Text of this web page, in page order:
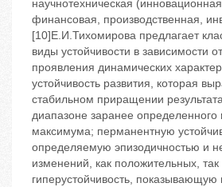
научнотехническая
финансовая, производственная,
[10]Е.И.Тихомирова предлагает
виды устойчивости в зависимости
проявления динамических
устойчивость развития, которая
стабильном приращении
диапазоне заранее
максимума; перманентную
определяемую эпизодичностью и
изменений, как положительных,
гиперустойчивость, показывающую